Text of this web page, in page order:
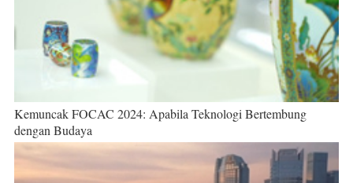
Kemuncak FOCAC 2024: Apabila Teknologi Bertembung
dengan Budaya